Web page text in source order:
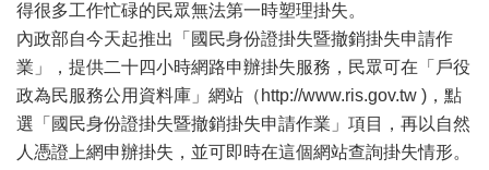
得很多工作忙碌的民眾無法第一時塑理掛失。
內政部自今天起推出「國民身份證掛失暨撤銷掛失申請作
業」，提供二十四小時網路申辦掛失服務，民眾可在「戶役
政為民服務公用資料庫」網站（http://www.ris.gov.tw )，點
選「國民身份證掛失暨撤銷掛失申請作業」項目，再以自然
人憑證上網申辦掛失，並可即時在這個網站查詢掛失情形。